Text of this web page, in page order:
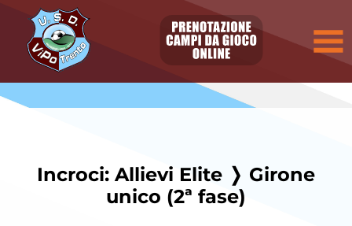
Incroci: Allievi Elite ❭ Girone
unico (2ª fase)